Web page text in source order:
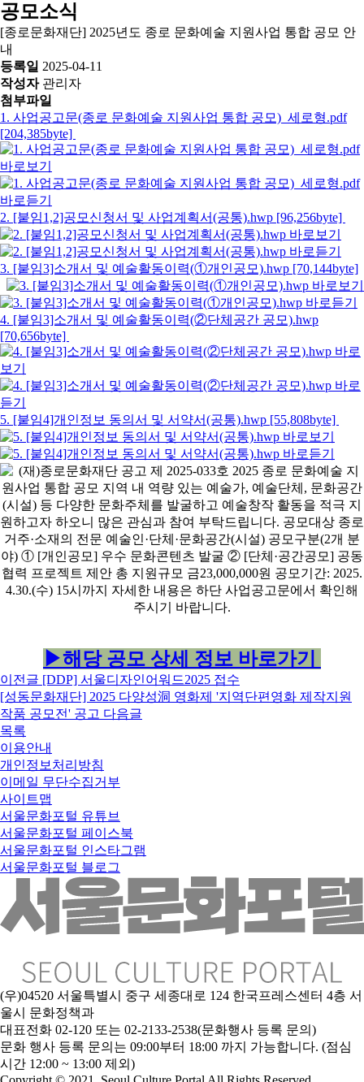
공모소식
[종로문화재단] 2025년도 종로 문화예술 지원사업 통합 공모 안
내
등록일 2025-04-11
작성자 관리자
첨부파일
1. 사업공고문(종로 문화예술 지원사업 통합 공모)_세로형.pdf
[204,385byte]
2. [붙임1,2]공모신청서 및 사업계획서(공통).hwp [96,256byte]
3. [붙임3]소개서 및 예술활동이력(①개인공모).hwp [70,144byte]
4. [붙임3]소개서 및 예술활동이력(②단체공간 공모).hwp
[70,656byte]
5. [붙임4]개인정보 동의서 및 서약서(공통).hwp [55,808byte]
▶해당 공모 상세 정보 바로가기
이전글 [DDP] 서울디자인어워드2025 접수
[성동문화재단] 2025 다양성洞 영화제 '지역단편영화 제작지원
작품 공모전' 공고 다음글
목록
이용안내
개인정보처리방침
이메일 무단수집거부
사이트맵
서울문화포털 유튜브
서울문화포털 페이스북
서울문화포털 인스타그램
서울문화포털 블로그
(우)04520 서울특별시 중구 세종대로 124 한국프레스센터 4층 서
울시 문화정책과
대표전화 02-120 또는 02-2133-2538(문화행사 등록 문의)
문화 행사 등록 문의는 09:00부터 18:00 까지 가능합니다. (점심
시간 12:00 ~ 13:00 제외)